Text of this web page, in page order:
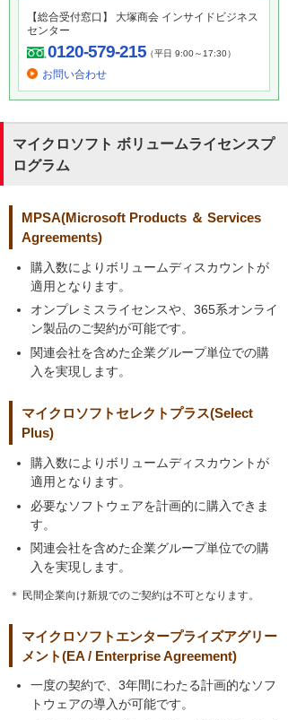
【総合受付窓口】 大塚商会 インサイドビジネス
センター
0120-579-215（平日 9:00～17:30）
お問い合わせ
マイクロソフト ボリュームライセンスプ
ログラム
MPSA(Microsoft Products ＆ Services
Agreements)
購入数によりボリュームディスカウントが
適用となります。
オンプレミスライセンスや、365系オンライ
ン製品のご契約が可能です。
関連会社を含めた企業グループ単位での購
入を実現します。
マイクロソフトセレクトプラス(Select
Plus)
購入数によりボリュームディスカウントが
適用となります。
必要なソフトウェアを計画的に購入できま
す。
関連会社を含めた企業グループ単位での購
入を実現します。
＊ 民間企業向け新規でのご契約は不可となります。
マイクロソフトエンタープライズアグリー
メント(EA / Enterprise Agreement)
一度の契約で、3年間にわたる計画的なソフ
トウェアの導入が可能です。